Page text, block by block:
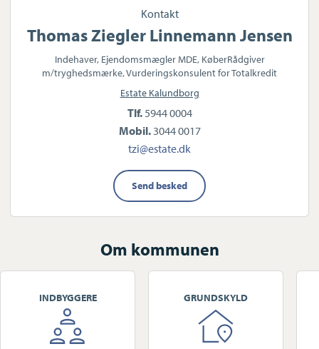
Kontakt
Thomas Ziegler Linnemann Jensen
Indehaver, Ejendomsmægler MDE, KøberRådgiver
m/tryghedsmærke, Vurderingskonsulent for Totalkredit
Estate Kalundborg
Tlf. 5944 0004
Mobil. 3044 0017
tzi@estate.dk
Send besked
Om kommunen
INDBYGGERE GRUNDSKYLD